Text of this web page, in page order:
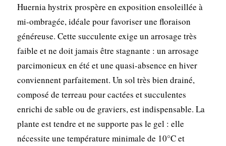
Huernia hystrix prospère en exposition ensoleillée à
mi-ombragée, idéale pour favoriser une floraison
généreuse. Cette succulente exige un arrosage très
faible et ne doit jamais être stagnante : un arrosage
parcimonieux en été et une quasi-absence en hiver
conviennent parfaitement. Un sol très bien drainé,
composé de terreau pour cactées et succulentes
enrichi de sable ou de graviers, est indispensable. La
plante est tendre et ne supporte pas le gel : elle
nécessite une température minimale de 10°C et